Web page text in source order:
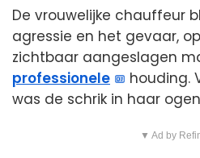
De vrouwelijke chauffeur
agressie en het gevaar,
zichtbaar aangeslagen
professionele
houding.
was de schrik in haar
▼ Ad by